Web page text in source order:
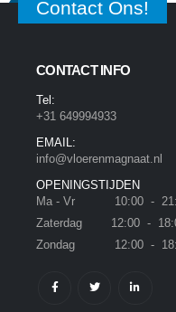
Contact Ons!
CONTACT INFO
Tel:
+31 649994933
EMAIL:
info@vloerenmagnaat.nl
OPENINGSTIJDEN
Ma - Vr 10:00 -
Zaterdag 12:00 -
Zondag 12:00 -